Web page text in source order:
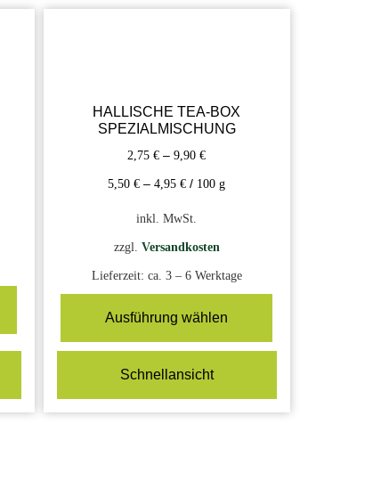
HALLISCHE TEA-BOX
SPEZIALMISCHUNG
2,75€ –9,90€
5,50€ –4,95€ / 100 g
inkl. MwSt.
zzgl. Versandkosten
Lieferzeit: ca. 3 – 6 Werktage
Ausführung wählen
Schnellansicht